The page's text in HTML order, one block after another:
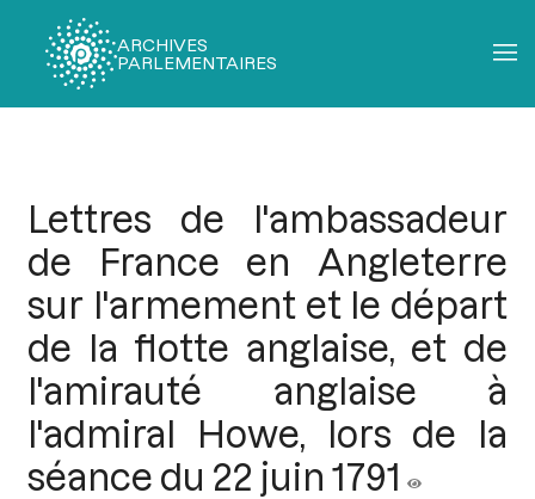
ARCHIVES
PARLEMENTAIRES
Lettres de l'ambassadeur
de France en Angleterre
sur l'armement et le départ
de la flotte anglaise, et de
l'amirauté anglaise à
l'admiral Howe, lors de la
séance du 22 juin 1791